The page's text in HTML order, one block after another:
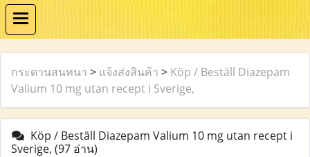
กระดานสนทนา > แจ้งส่งสินค้า > Köp / Beställ Diazepam
Valium 10 mg utan recept i Sverige,
Köp / Beställ Diazepam Valium 10 mg utan recept i
Sverige, (97 อ่าน)